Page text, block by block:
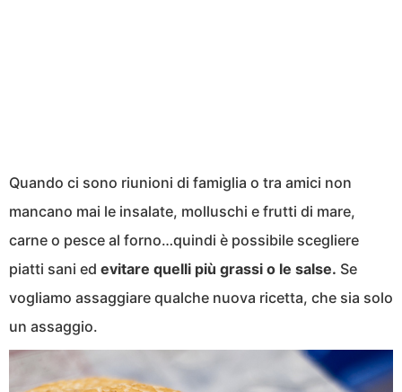
Quando ci sono riunioni di famiglia o tra amici non
mancano mai le insalate, molluschi e frutti di mare,
carne o pesce al forno…quindi è possibile scegliere
piatti sani ed evitare quelli più grassi o le salse. Se
vogliamo assaggiare qualche nuova ricetta, che sia solo
un assaggio.